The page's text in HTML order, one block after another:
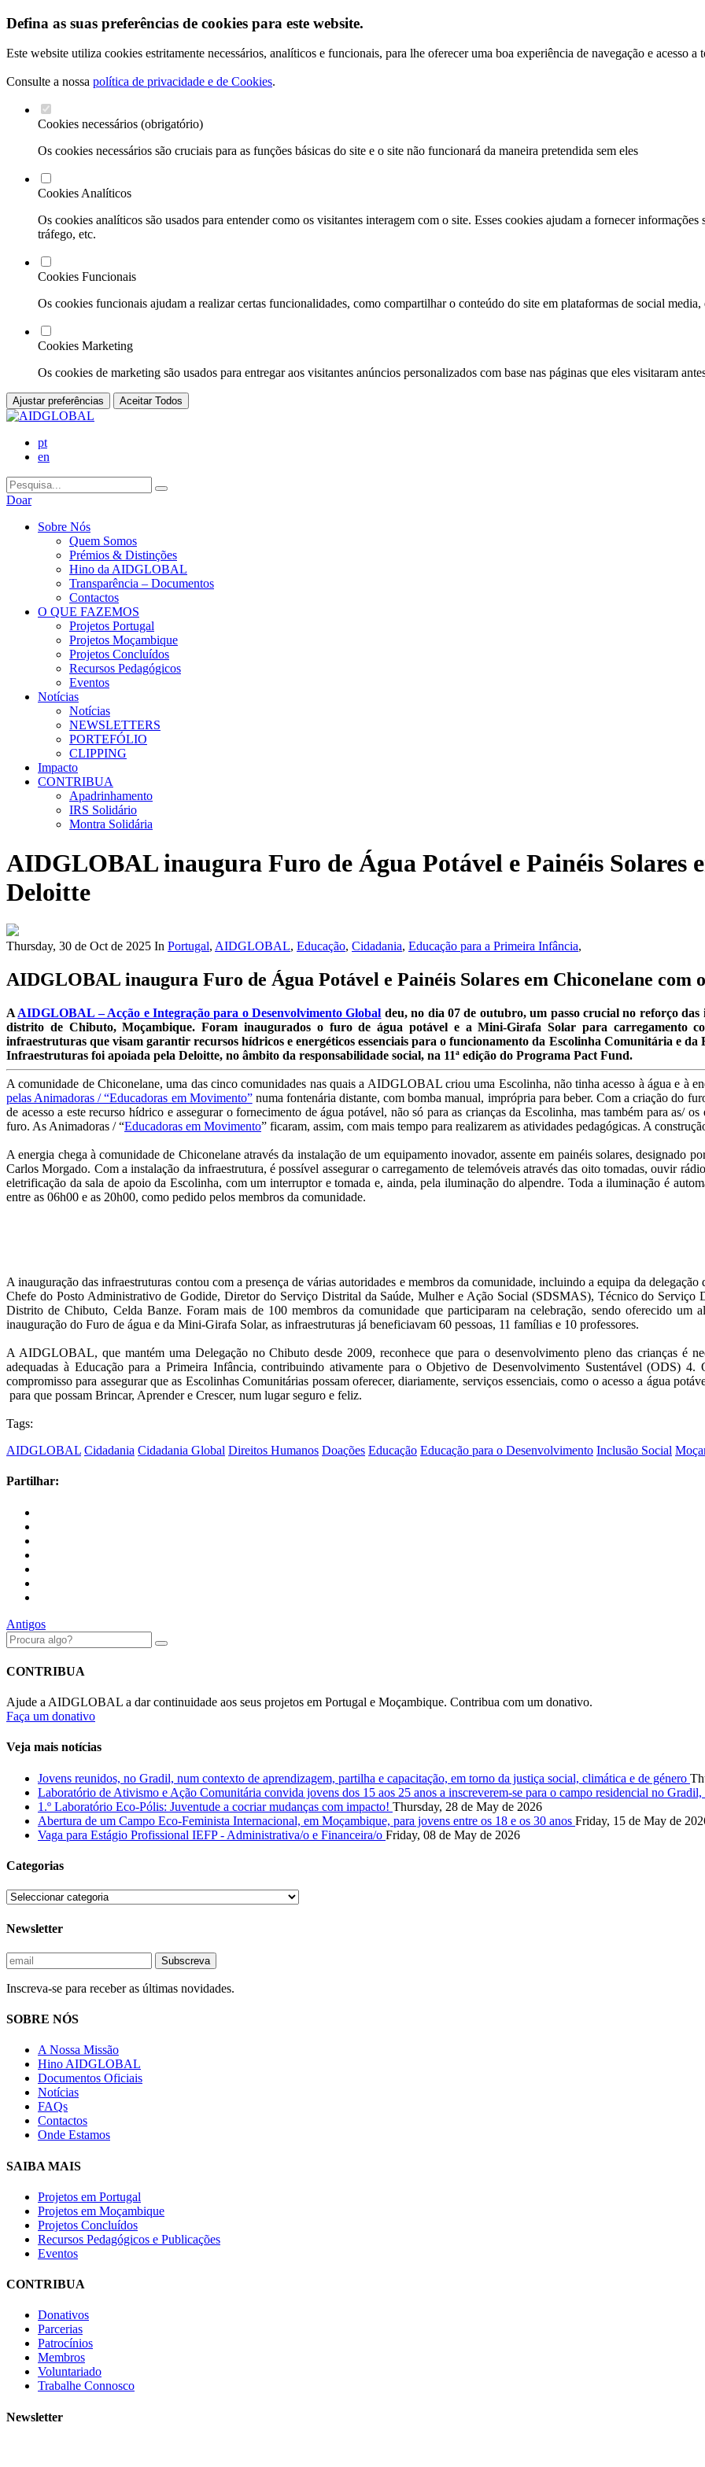
Defina as suas preferências de cookies para este website.
Este website utiliza cookies estritamente necessários, analíticos e funcionais, para lhe oferecer uma boa experiência de navegação e acesso a
Consulte a nossa política de privacidade e de Cookies.
Cookies necessários (obrigatório)
Os cookies necessários são cruciais para as funções básicas do site e o site não funcionará da maneira pretendida sem eles
Cookies Analíticos
Os cookies analíticos são usados para entender como os visitantes interagem com o site. Esses cookies ajudam a fornecer
tráfego, etc.
Cookies Funcionais
Os cookies funcionais ajudam a realizar certas funcionalidades, como compartilhar o conteúdo do site em plataformas de social
Cookies Marketing
Os cookies de marketing são usados para entregar aos visitantes anúncios personalizados com base nas páginas que eles visitaram
Ajustar preferências Aceitar Todos
pt
en
Doar
Sobre Nós
Quem Somos
Prémios & Distinções
Hino da AIDGLOBAL
Transparência – Documentos
Contactos
O QUE FAZEMOS
Projetos Portugal
Projetos Moçambique
Projetos Concluídos
Recursos Pedagógicos
Eventos
Notícias
Notícias
NEWSLETTERS
PORTEFÓLIO
CLIPPING
Impacto
CONTRIBUA
Apadrinhamento
IRS Solidário
Montra Solidária
AIDGLOBAL inaugura Furo de Água Potável e Painéis Solares
Deloitte
Thursday, 30 de Oct de 2025 In Portugal, AIDGLOBAL, Educação, Cidadania, Educação para a Primeira Infância,
AIDGLOBAL inaugura Furo de Água Potável e Painéis Solares em Chiconelane com
A AIDGLOBAL – Acção e Integração para o Desenvolvimento Global deu, no dia 07 de outubro, um passo crucial no reforço
distrito de Chibuto, Moçambique. Foram inaugurados o furo de água potável e a Mini-Girafa Solar para carregamento
infraestruturas que visam garantir recursos hídricos e energéticos essenciais para o funcionamento da Escolinha Comunitária e
Infraestruturas foi apoiada pela Deloitte, no âmbito da responsabilidade social, na 11ª edição do Programa Pact Fund.
A comunidade de Chiconelane, uma das cinco comunidades nas quais a AIDGLOBAL criou uma Escolinha, não tinha acesso à água e à
pelas Animadoras / “Educadoras em Movimento”numa fontenária distante, com bomba manual, imprópria para beber. Com a criação do
de acesso a este recurso hídrico e assegurar o fornecimento de água potável, não só para as crianças da Escolinha, mas também para as/
furo. As Animadoras / “Educadoras em Movimento” ficaram, assim, com mais tempo para realizarem as atividades pedagógicas. A
A energia chega à comunidade de Chiconelane através da instalação de um equipamento inovador, assente em painéis solares,
Carlos Morgado. Com a instalação da infraestrutura, é possível assegurar o carregamento de telemóveis através das oito tomadas, ouvir
eletrificação da sala de apoio da Escolinha, com um interruptor e tomada e, ainda, pela iluminação do alpendre. Toda a iluminação é
entre as 06h00 e as 20h00, como pedido pelos membros da comunidade.
A inauguração das infraestruturas contou com a presença de várias autoridades e membros da comunidade, incluindo a equipa da
Chefe do Posto Administrativo de Godide, Diretor do Serviço Distrital da Saúde, Mulher e Ação Social (SDSMAS), Técnico do Serviço
Distrito de Chibuto, Celda Banze. Foram mais de 100 membros da comunidade que participaram na celebração, sendo oferecido um
inauguração do Furo de água e da Mini-Girafa Solar, as infraestruturas já beneficiavam 60 pessoas, 11 famílias e 10 professores.
A AIDGLOBAL, que mantém uma Delegação no Chibuto desde 2009, reconhece que para o desenvolvimento pleno das crianças é
adequadas à Educação para a Primeira Infância, contribuindo ativamente para o Objetivo de Desenvolvimento Sustentável (ODS)
compromisso para assegurar que as Escolinhas Comunitárias possam oferecer, diariamente, serviços essenciais, como o acesso a água
para que possam Brincar, Aprender e Crescer, num lugar seguro e feliz.
Tags:
AIDGLOBAL Cidadania Cidadania Global Direitos Humanos Doações Educação Educação para o Desenvolvimento Inclusão Social
Partilhar:
Antigos
CONTRIBUA
Ajude a AIDGLOBAL a dar continuidade aos seus projetos em Portugal e Moçambique. Contribua com um donativo.
Faça um donativo
Veja mais notícias
Jovens reunidos, no Gradil, num contexto de aprendizagem, partilha e capacitação, em torno da justiça social, climática e de género
Laboratório de Ativismo e Ação Comunitária convida jovens dos 15 aos 25 anos a inscreverem-se para o campo residencial no
1.º Laboratório Eco-Pólis: Juventude a cocriar mudanças com impacto! Thursday, 28 de May de 2026
Abertura de um Campo Eco-Feminista Internacional, em Moçambique, para jovens entre os 18 e os 30 anos Friday, 15 de May de
Vaga para Estágio Profissional IEFP - Administrativa/o e Financeira/o Friday, 08 de May de 2026
Categorias
Newsletter
Inscreva-se para receber as últimas novidades.
SOBRE NÓS
A Nossa Missão
Hino AIDGLOBAL
Documentos Oficiais
Notícias
FAQs
Contactos
Onde Estamos
SAIBA MAIS
Projetos em Portugal
Projetos em Moçambique
Projetos Concluídos
Recursos Pedagógicos e Publicações
Eventos
CONTRIBUA
Donativos
Parcerias
Patrocínios
Membros
Voluntariado
Trabalhe Connosco
Newsletter